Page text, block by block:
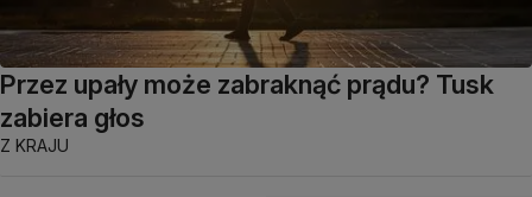
Przez upały może zabraknąć prądu? Tusk
zabiera głos
Z KRAJU